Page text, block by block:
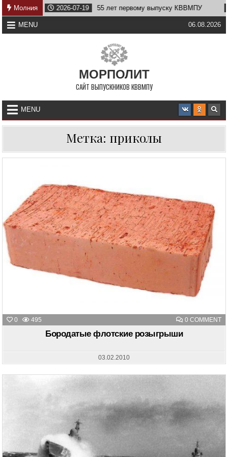
Skip
to
content
Молния 2026-07-19 55 лет первому выпуску КВВМПУ
MENU 06.08.2026
МОРПОЛИТ
САЙТ ВЫПУСКНИКОВ КВВМПУ
MENU
Метка: приколы
0 495 0 COMMENT
Бородатые флотские розыгрыши
03.02.2010